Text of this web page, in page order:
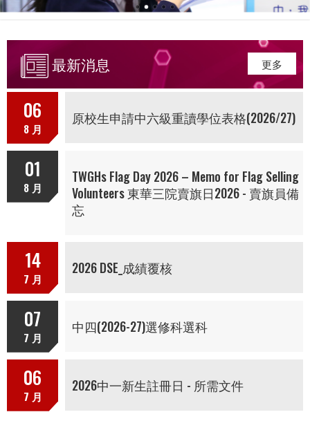
更多
最新消息
06
8 月
原校生申請中六級重讀學位表格(2026/27)
01
8 月
TWGHs Flag Day 2026 – Memo for Flag Selling
Volunteers 東華三院賣旗日2026 - 賣旗員備
忘
14
7 月
2026 DSE_成績覆核
07
7 月
中四(2026-27)選修科選科
06
7 月
2026中一新生註冊日 - 所需文件